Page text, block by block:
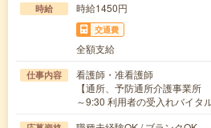
時給 時給1450円
交通費
全額支給
仕事内容
看護師・准看護師
【通所、予防通所介護事業
～9:30 利用者の受入れバイタ